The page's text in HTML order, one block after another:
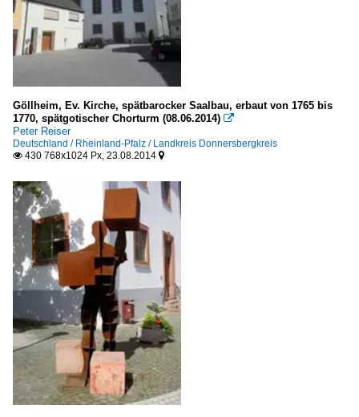
Göllheim, Ev. Kirche, spätbarocker Saalbau, erbaut von 1765 bis
1770, spätgotischer Chorturm (08.06.2014) 
Peter Reiser
Deutschland / Rheinland-Pfalz / Landkreis Donnersbergkreis
 430 768x1024 Px, 23.08.2014 